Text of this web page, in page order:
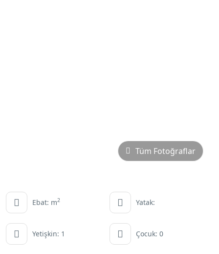
Tüm Fotoğraflar
Ebat: m2 Yatak:
Yetişkin: 1 Çocuk: 0